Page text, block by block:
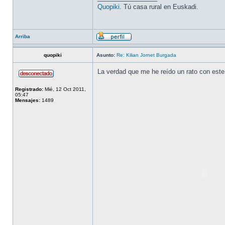
Quopiki. Tú casa rural en Euskadi.
Arriba
quopiki Asunto: Re: Kilian Jornet Burgada
Registrado: Mié, 12 Oct 2011,
05:47
Mensajes: 1489
La verdad que me he reído un rato con